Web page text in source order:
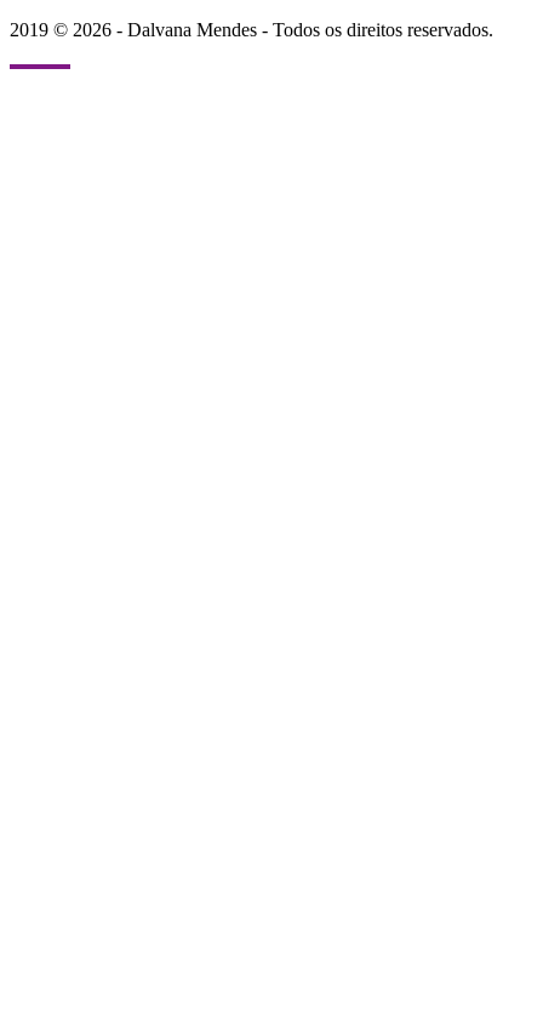
2019 © 2026 - Dalvana Mendes - Todos os direitos reservados.